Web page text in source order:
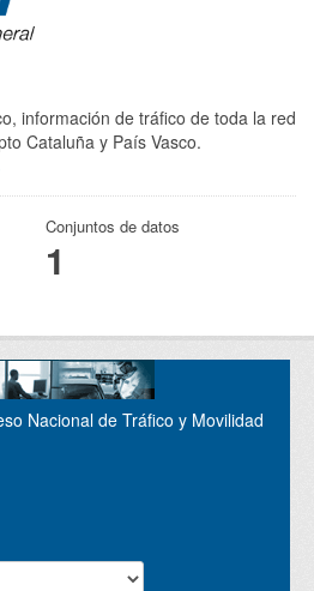
información de tráfico de toda la red
Cataluña y País Vasco.
Conjuntos de datos
1
Nacional de Tráfico y Movilidad